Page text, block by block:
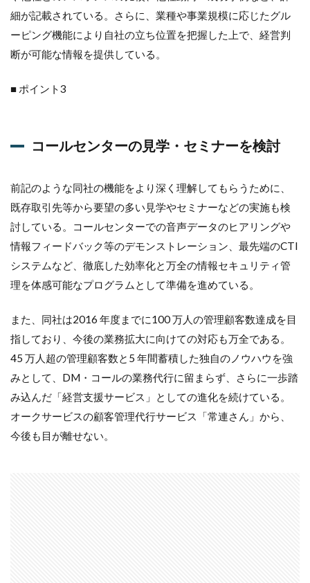
細が記載されている。さらに、業種や事業規模に応じたグル
ーピング機能により自社の立ち位置を把握した上で、経営判
断が可能な情報を提供している。
■ ポイント3
コールセンターの見学・セミナーを検討
前記のような同社の機能をより深く理解してもらうために、
既存取引先等から要望の多い見学やセミナーなどの実施も検
討している。コールセンターでの音声データのヒアリングや
情報フィードバック等のデモンストレーション、最先端のCTI
システムなど、徹底した効率化と万全の情報セキュリティ管
理を体感可能なプログラムとして準備を進めている。
また、同社は2016 年度までに100 万人の管理顧客数達成を目
指しており、今後の業務拡大に向けての対応も万全である。
45 万人超の管理顧客数と5 年間蓄積した独自のノウハウを強
みとして、DM・コールの業務代行に留まらず、さらに一歩踏
み込んだ「経営支援サービス」としての進化を続けている。
オークサービスの顧客管理代行サービス「常連さん」から、
今後も目が離せない。